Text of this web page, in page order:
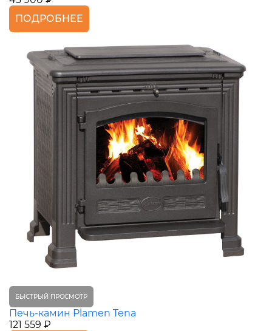
ПОДРОБНЕЕ
БЫСТРЫЙ ПРОСМОТР
Печь-камин Plamen Tena
121 559 ₽